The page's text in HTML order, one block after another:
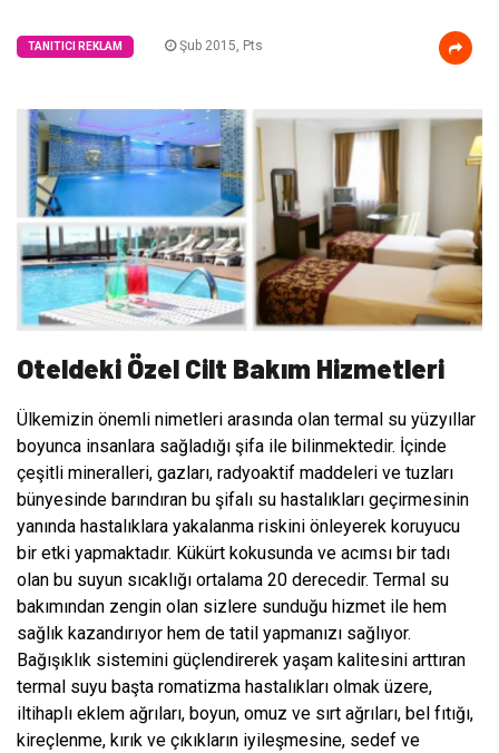
TANITICI REKLAM Şub 2015, Pts
Oteldeki Özel Cilt Bakım Hizmetleri
Ülkemizin önemli nimetleri arasında olan termal su yüzyıllar
boyunca insanlara sağladığı şifa ile bilinmektedir. İçinde
çeşitli mineralleri, gazları, radyoaktif maddeleri ve tuzları
bünyesinde barındıran bu şifalı su hastalıkları geçirmesinin
yanında hastalıklara yakalanma riskini önleyerek koruyucu
bir etki yapmaktadır. Kükürt kokusunda ve acımsı bir tadı
olan bu suyun sıcaklığı ortalama 20 derecedir. Termal su
bakımından zengin olan sizlere sunduğu hizmet ile hem
sağlık kazandırıyor hem de tatil yapmanızı sağlıyor.
Bağışıklık sistemini güçlendirerek yaşam kalitesini arttıran
termal suyu başta romatizma hastalıkları olmak üzere,
iltihaplı eklem ağrıları, boyun, omuz ve sırt ağrıları, bel fıtığı,
kireçlenme, kırık ve çıkıkların iyileşmesine, sedef ve